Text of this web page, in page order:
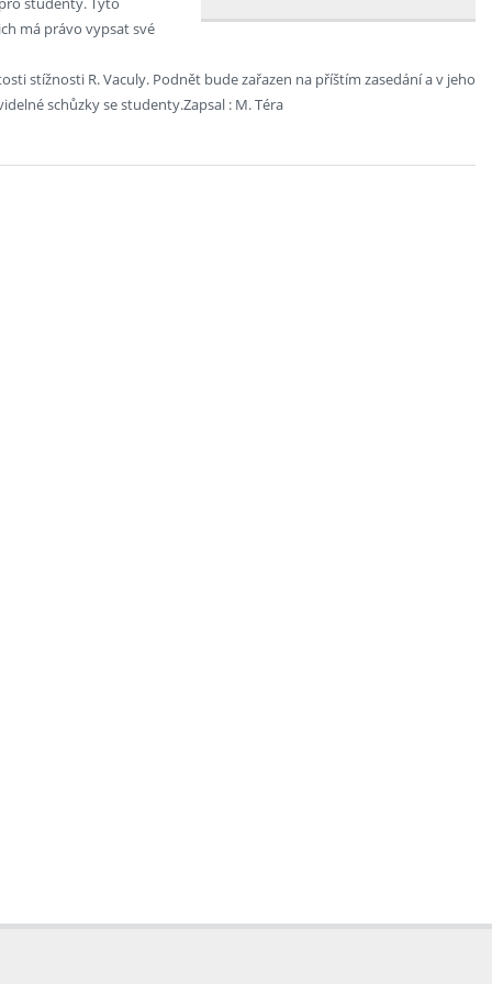
má právo vypsat své
stížnosti R. Vaculy. Podnět bude zařazen na příštím zasedání a v jeho
schůzky se studenty.Zapsal : M. Téra